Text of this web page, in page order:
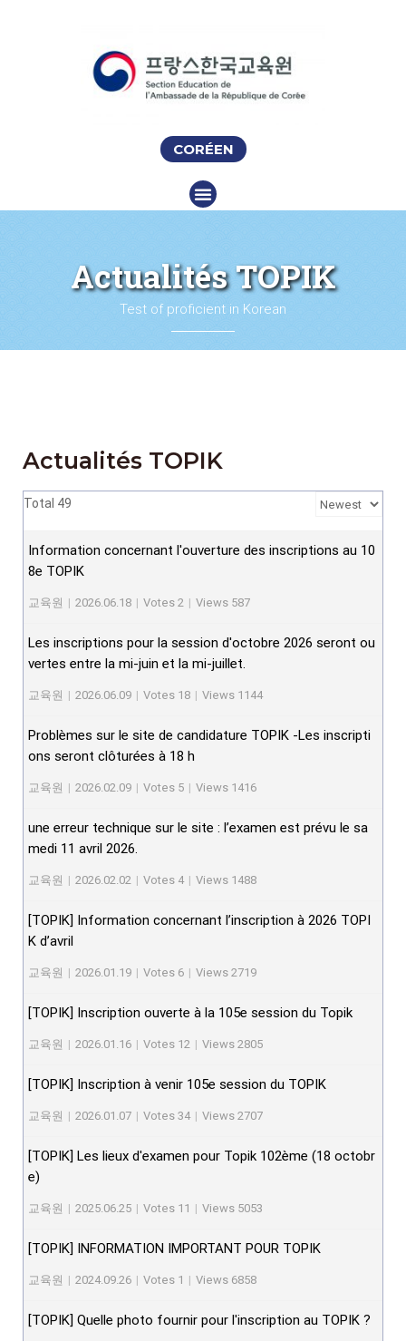
CORÉEN
Actualités TOPIK
Test of proficient in Korean
Actualités TOPIK
Total 49
Information concernant l'ouverture des inscriptions au 10
8e TOPIK
교육원 | 2026.06.18 | Votes 2 | Views 587
Les inscriptions pour la session d'octobre 2026 seront ou
vertes entre la mi-juin et la mi-juillet.
교육원 | 2026.06.09 | Votes 18 | Views 1144
Problèmes sur le site de candidature TOPIK -Les inscripti
ons seront clôturées à 18 h
교육원 | 2026.02.09 | Votes 5 | Views 1416
une erreur technique sur le site : l’examen est prévu le sa
medi 11 avril 2026.
교육원 | 2026.02.02 | Votes 4 | Views 1488
[TOPIK] Information concernant l’inscription à 2026 TOPI
K d’avril
교육원 | 2026.01.19 | Votes 6 | Views 2719
[TOPIK] Inscription ouverte à la 105e session du Topik
교육원 | 2026.01.16 | Votes 12 | Views 2805
[TOPIK] Inscription à venir 105e session du TOPIK
교육원 | 2026.01.07 | Votes 34 | Views 2707
[TOPIK] Les lieux d'examen pour Topik 102ème (18 octobr
e)
교육원 | 2025.06.25 | Votes 11 | Views 5053
[TOPIK] INFORMATION IMPORTANT POUR TOPIK
교육원 | 2024.09.26 | Votes 1 | Views 6858
[TOPIK] Quelle photo fournir pour l'inscription au TOPIK ?